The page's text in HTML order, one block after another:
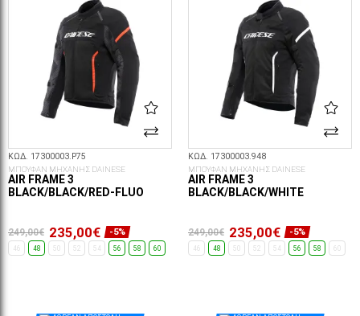
ΚΩΔ. 17300003.P75
ΜΠΟΥΦΑΝ ΜΗΧΑΝΗΣ DAINESE
AIR FRAME 3
BLACK/BLACK/RED-FLUO
249,00€ 235,00€ -5%
46 48 50 52 54 56 58 60
ΚΩΔ. 17300003.948
ΜΠΟΥΦΑΝ ΜΗΧΑΝΗΣ DAINESE
AIR FRAME 3
BLACK/BLACK/WHITE
249,00€ 235,00€ -5%
46 48 50 52 54 56 58 60